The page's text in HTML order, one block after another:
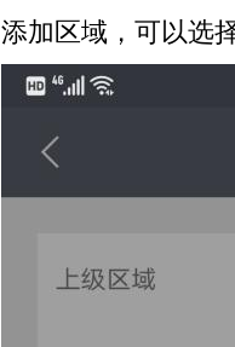
添加区域，可以选